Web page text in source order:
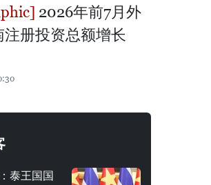
2026年前7月外
注册投资总额增长
泰王国国